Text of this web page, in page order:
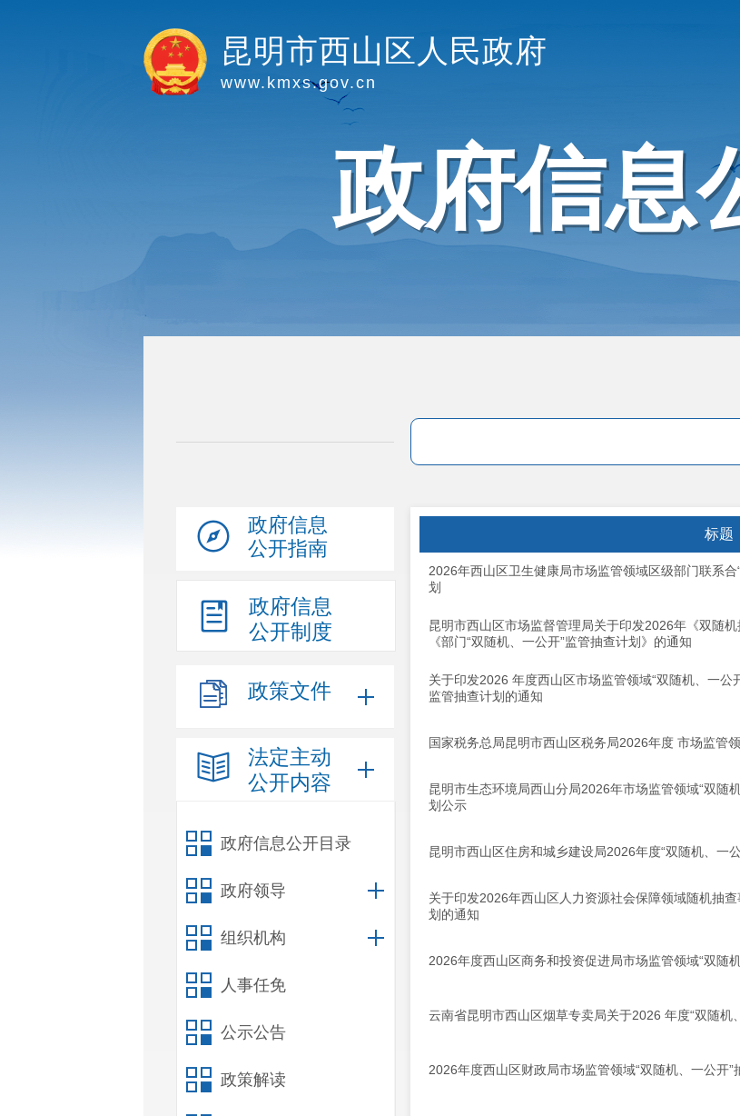
昆明市西山区人民政府
www.kmxs.gov.cn
政府信息
政府信息
公开指南
政府信息
公开制度
政策文件
法定主动
公开内容
政府信息公开目录
政府领导
组织机构
人事任免
公示公告
政策解读
标题
2026年西山区卫生健康局市场监管领域区级部门联系
划
昆明市西山区市场监督管理局关于印发2026年《双随
《部门“双随机、一公开”监管抽查计划》的通知
关于印发2026 年度西山区市场监管领域“双随机、一公
监管抽查计划的通知
国家税务总局昆明市西山区税务局2026年度 市场监管
昆明市生态环境局西山分局2026年市场监管领域“双随
划公示
昆明市西山区住房和城乡建设局2026年度“双随机、一
关于印发2026年西山区人力资源社会保障领域随机抽
划的通知
2026年度西山区商务和投资促进局市场监管领域“双随
云南省昆明市西山区烟草专卖局关于2026 年度“双随机
2026年度西山区财政局市场监管领域“双随机、一公开